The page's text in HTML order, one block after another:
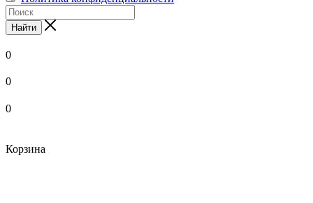
Найти
0
0
0
Корзина